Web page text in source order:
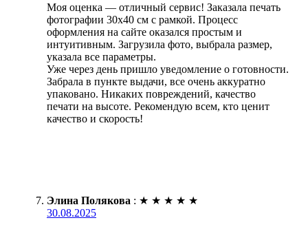
Моя оценка — отличный сервис! Заказала печать
фотографии 30х40 см с рамкой. Процесс
оформления на сайте оказался простым и
интуитивным. Загрузила фото, выбрала размер,
указала все параметры.
Уже через день пришло уведомление о готовности.
Забрала в пункте выдачи, все очень аккуратно
упаковано. Никаких повреждений, качество
печати на высоте. Рекомендую всем, кто ценит
качество и скорость!
Элина Полякова : ★ ★ ★ ★ ★
30.08.2025